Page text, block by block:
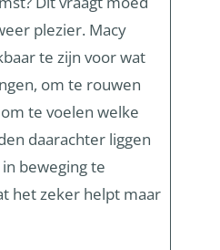
plezier. Macy
te zijn voor wat
om te rouwen
te voelen welke
daarachter liggen
beweging te
het zeker helpt maar